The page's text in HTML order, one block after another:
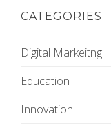
CATEGORIES
Digital Markeitng
Education
Innovation